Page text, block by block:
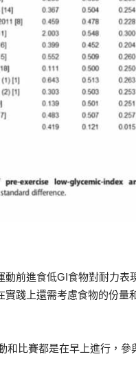
動前進食低GI食物對耐力
實踐上還需考慮食物的份量
和比賽都是在早上進行，